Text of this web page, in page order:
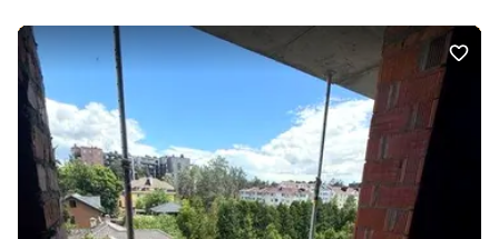
Комунікації: Асфальтована дорога, Газ, Центральна каналізація,
Вивіз відходів, Електрика, Центральний водопровід